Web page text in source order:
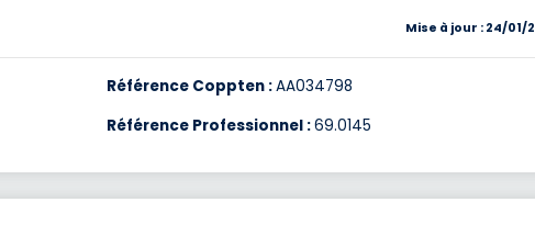
Mise à jour : 24/01/
Référence Coppten :AA034798
Référence Professionnel :69.0145